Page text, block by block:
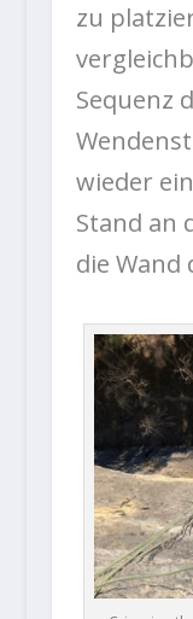
zu
Sequenz
wieder
Stand an
die Wand